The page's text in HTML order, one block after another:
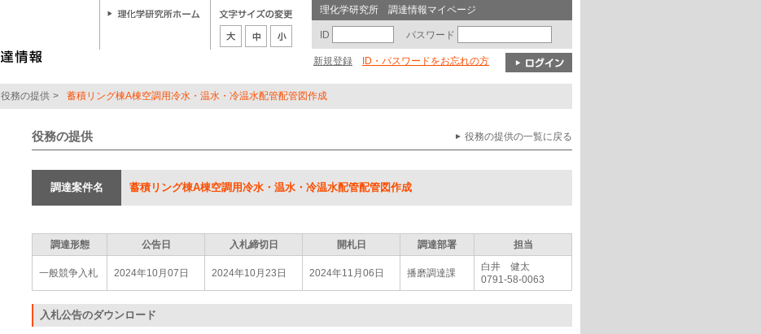
理化学研究所 調達情報マイページ
ID パスワード
新規登録 ID・パスワードをお忘れの方
役務の提供 > 蓄積リング棟A棟空調用冷水・温水・冷温水配管配管図作成
役務の提供 役務の提供の一覧に戻る
調達案件名 蓄積リング棟A棟空調用冷水・温水・冷温水配管配管図作成
調達形態 公告日 入札締切日 開札日 調達部署 担当
一般競争入札 2024年10月07日 2024年10月23日 2024年11月06日 播磨調達課
白井 健太
0791-58-0063
入札公告のダウンロード